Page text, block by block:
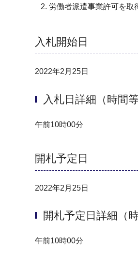
労働者派遣事業許可を取
入札開始日
2022年2月25日
入札日詳細（時間等
午前10時00分
開札予定日
2022年2月25日
開札予定日詳細（時
午前10時00分